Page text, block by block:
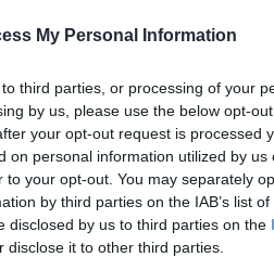
My Personal Information
third parties, or processing of your
by us, please use the below opt-
your opt-out request is processed
on personal information utilized by us
your opt-out. You may separately
by third parties on the IAB’s list
disclosed by us to third parties on the
disclose it to other third parties.